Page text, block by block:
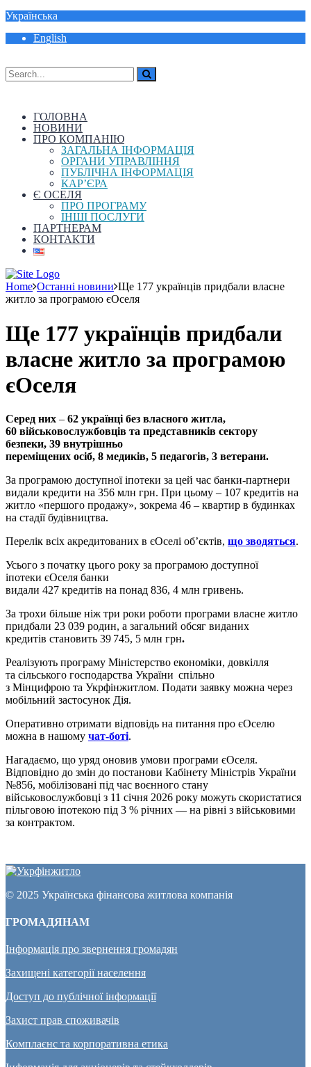
Українська
English
ГОЛОВНА
НОВИНИ
ПРО КОМПАНІЮ
ЗАГАЛЬНА ІНФОРМАЦІЯ
ОРГАНИ УПРАВЛІННЯ
ПУБЛІЧНА ІНФОРМАЦІЯ
КАР’ЄРА
Є ОСЕЛЯ
ПРО ПРОГРАМУ
ІНШІ ПОСЛУГИ
ПАРТНЕРАМ
КОНТАКТИ
Home Останні новини Ще 177 українців придбали власне
житло за програмою єОселя
Ще 177 українців придбали
власне житло за програмою
єОселя
Серед них – 62 українці без власного житла,
60 військовослужбовців та представників сектору
безпеки, 39 внутрішньо
переміщених осіб, 8 медиків, 5 педагогів, 3 ветерани.
За програмою доступної іпотеки за цей час банки-партнери
видали кредити на 356 млн грн. При цьому – 107 кредитів на
житло «першого продажу», зокрема 46 – квартир в будинках
на стадії будівництва.
Перелік всіх акредитованих в єОселі об’єктів, що зводяться.
Усього з початку цього року за програмою доступної
іпотеки єОселя банки
видали 427 кредитів на понад 836, 4 млн гривень.
За трохи більше ніж три роки роботи програми власне житло
придбали 23 039 родин, а загальний обсяг виданих
кредитів становить 39 745, 5 млн грн.
Реалізують програму Міністерство економіки, довкілля
та сільського господарства України спільно
з Мінцифрою та Укрфінжитлом. Подати заявку можна через
мобільний застосунок Дія.
Оперативно отримати відповідь на питання про єОселю
можна в нашому чат-боті.
Нагадаємо, що уряд оновив умови програми єОселя.
Відповідно до змін до постанови Кабінету Міністрів України
№856, мобілізовані під час воєнного стану
військовослужбовці з 11 січня 2026 року можуть скористатися
пільговою іпотекою під 3 % річних — на рівні з військовими
за контрактом.
© 2025 Українська фінансова житлова компанія
ГРОМАДЯНАМ
Інформація про звернення громадян
Захищені категорії населення
Доступ до публічної інформації
Захист прав споживачів
Комплаєнс та корпоративна етика